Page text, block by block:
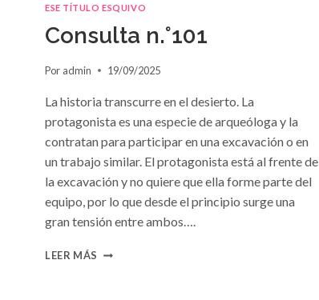
ESE TÍTULO ESQUIVO
Consulta n.°101
Por admin 19/09/2025
La historia transcurre en el desierto. La
protagonista es una especie de arqueóloga y la
contratan para participar en una excavación o en
un trabajo similar. El protagonista está al frente de
la excavación y no quiere que ella forme parte del
equipo, por lo que desde el principio surge una
gran tensión entre ambos….
LEER MÁS CONSULTA